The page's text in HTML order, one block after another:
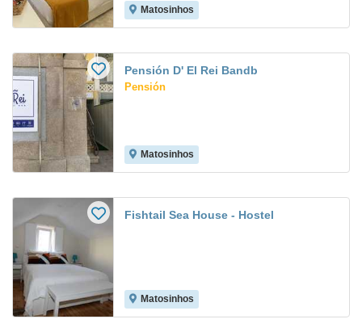
Matosinhos
Pensión D' El Rei Bandb
Pensión
Matosinhos
Fishtail Sea House - Hostel
Matosinhos